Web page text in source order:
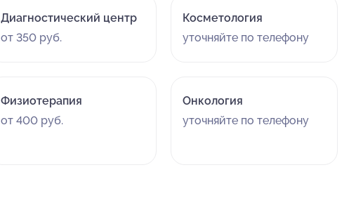
Диагностический центр
от 350 руб.
Косметология
уточняйте по телефону
Физиотерапия
от 400 руб.
Онкология
уточняйте по телефону